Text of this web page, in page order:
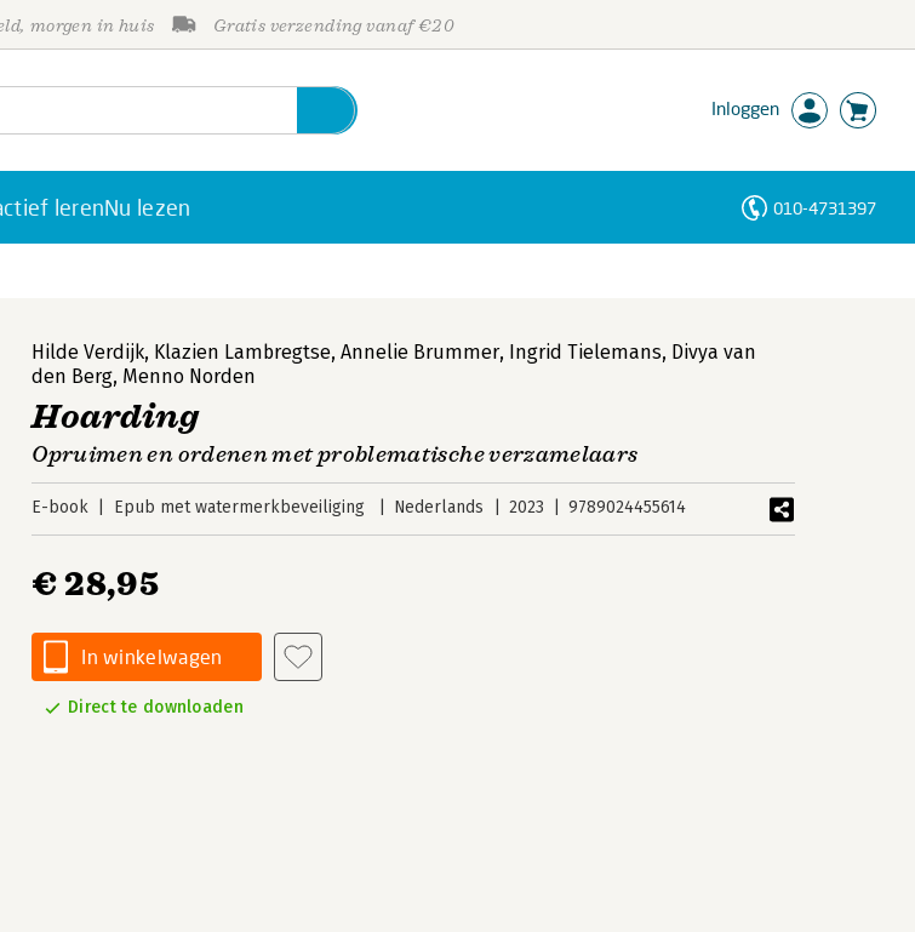
morgen in huis Gratis verzending vanaf €20
Inloggen
lerenNu lezen 010-4731397
Hilde Verdijk, Klazien Lambregtse,Annelie Brummer, Ingrid Tielemans, Divya van
den Berg, Menno Norden
Hoarding
Opruimen en ordenen met problematische verzamelaars
E-book Epub met watermerkbeveiliging Nederlands 2023 9789024455614
€ 28,95
In winkelwagen
Direct te downloaden
Personen